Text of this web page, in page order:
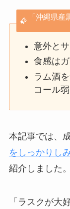
「沖縄県
意外と
食感は
ラム酒
コール
本記事では、
をしっかりし
紹介しました。
「ラスクが大